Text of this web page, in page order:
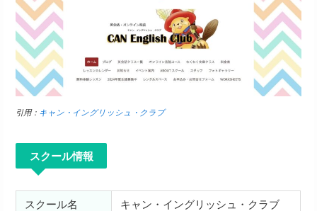
引用： キャン・イングリッシュ・クラブ
スクール情報
スクール名 キャン・イングリッシュ・クラブ